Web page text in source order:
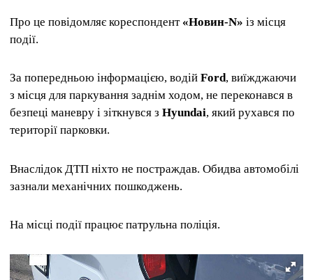
Про це повідомляє кореспондент «Новин-N» із місця
події.
За попередньою інформацією, водій Ford, виїжджаючи
з місця для паркування заднім ходом, не переконався в
безпеці маневру і зіткнувся з Hyundai, який рухався по
території парковки.
Внаслідок ДТП ніхто не постраждав. Обидва автомобілі
зазнали механічних пошкоджень.
На місці події працює патрульна поліція.